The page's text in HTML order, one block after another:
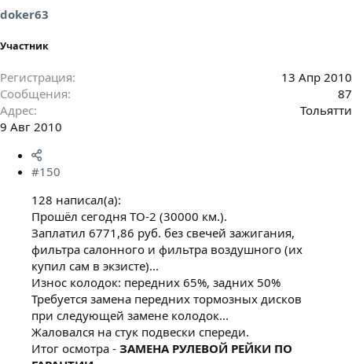
doker63
Участник
Регистрация
13 Апр 2010
Сообщения
87
Адрес
Тольятти
9 Авг 2010
#150
128 написал(а):
Прошёл сегодня ТО-2 (30000 км.).
Заплатил 6771,86 руб. без свечей зажигания,
фильтра салонного и фильтра воздушного (их
купил сам в экзисте)...
Износ колодок: передних 65%, задних 50%
Требуется замена передних тормозных дисков
при следующей замене колодок...
Жаловался на стук подвески спереди.
Итог осмотра - ЗАМЕНА РУЛЕВОЙ РЕЙКИ ПО